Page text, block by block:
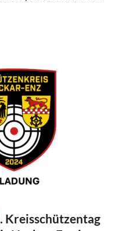
Kreisschützentag